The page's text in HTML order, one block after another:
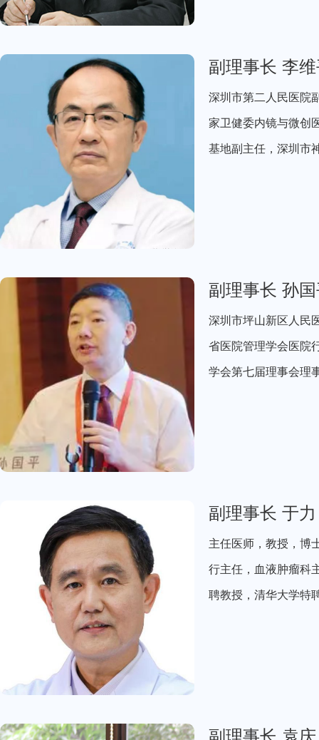
副理事长 李
深圳市第二人民医院
家卫健委内镜与微创
基地副主任，深圳市
副理事长 孙
深圳市坪山新区人民
省医院管理学会医院
学会第七届理事会理
副理事长 于力
主任医师，教授，博
行主任，血液肿瘤科
聘教授，清华大学特
副理事长 袁庆